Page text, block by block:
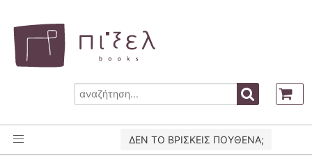
ΔΕΝ ΤΟ ΒΡΙΣΚΕΙΣ ΠΟΥΘΕΝΑ;